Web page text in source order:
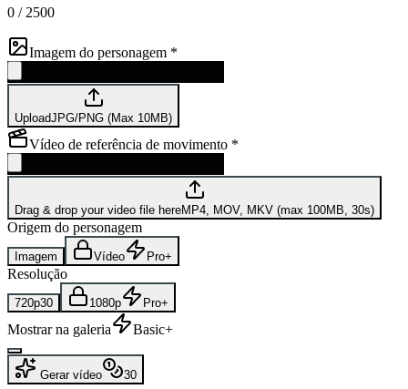
0 / 2500
Imagem do personagem *
UploadJPG/PNG (Max 10MB)
Vídeo de referência de movimento *
Drag & drop your video file hereMP4, MOV, MKV (max 100MB, 30s)
Origem do personagem
Imagem Vídeo Pro+
Resolução
720p30 1080p Pro+
Mostrar na galeria Basic+
Gerar vídeo 30